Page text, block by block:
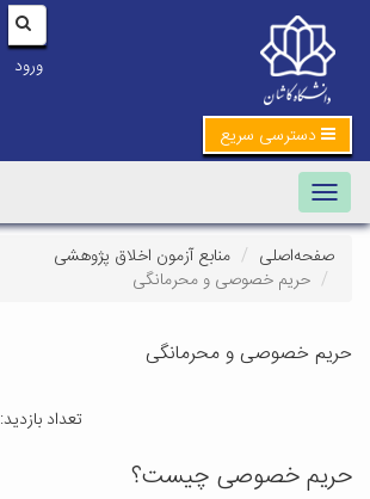
ورود
دسترسی سریع
Toggle navigation
صفحه‌اصلی
منابع آزمون اخلاق پژوهشی
حریم خصوصی و محرمانگی
حریم خصوصی و محرمانگی
تعداد بازدید:۱۰۳۱
حریم خصوصی چیست؟